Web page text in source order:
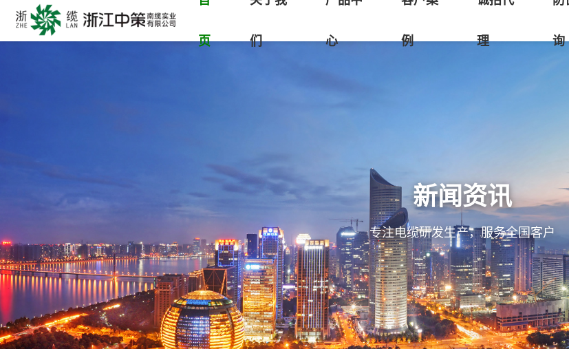
页 们 心 例 理 询
新闻资讯
专注电缆研发生产，服务全国客户